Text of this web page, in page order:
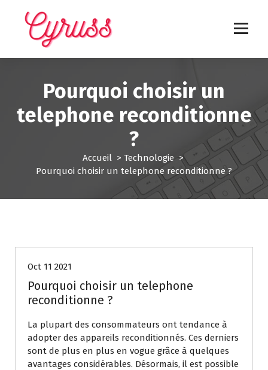
r
Pourquoi choisir un
telephone reconditionne
?
Accueil> Technologie>
Pourquoi choisir un telephone reconditionne ?
Oct 11 2021
Pourquoi choisir un telephone
reconditionne ?
La plupart des consommateurs ont tendance à
adopter des appareils reconditionnés. Ces derniers
sont de plus en plus en vogue grâce à quelques
avantages considérables. Désormais, il est possible